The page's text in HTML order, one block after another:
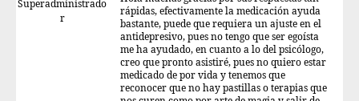
Superadministrado
r
rápidas, efectivamente la medicación ayuda
bastante, puede que requiera un ajuste en el
antidepresivo, pues no tengo que ser egoísta
me ha ayudado, en cuanto a lo del psicólogo,
creo que pronto asistiré, pues no quiero estar
medicado de por vida y tenemos que
reconocer que no hay pastillas o terapias que